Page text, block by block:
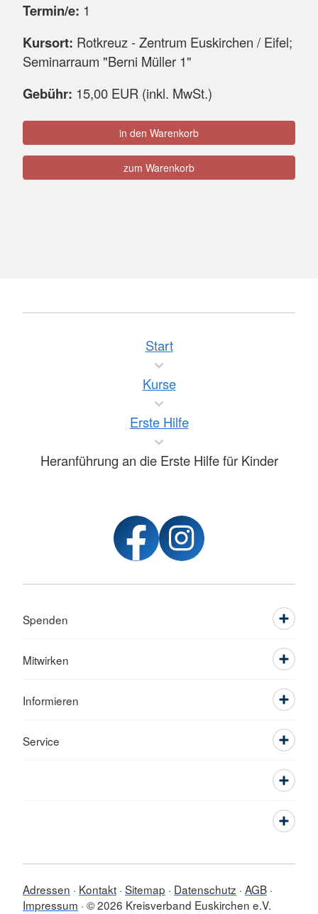
Termin/e: 1
Kursort: Rotkreuz - Zentrum Euskirchen / Eifel;
Seminarraum "Berni Müller 1"
Gebühr: 15,00 EUR (inkl. MwSt.)
in den Warenkorb
zum Warenkorb
Start
Kurse
Erste Hilfe
Heranführung an die Erste Hilfe für Kinder
Spenden
Mitwirken
Informieren
Service
Adressen Kontakt Sitemap Datenschutz AGB
Impressum © 2026 Kreisverband Euskirchen e.V.